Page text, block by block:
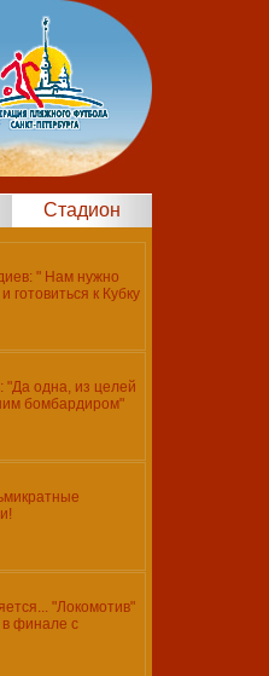
Стадион
" Нам нужно
готовиться к Кубку
"Да одна, из целей
бомбардиром"
"Локомотив"
в финале с